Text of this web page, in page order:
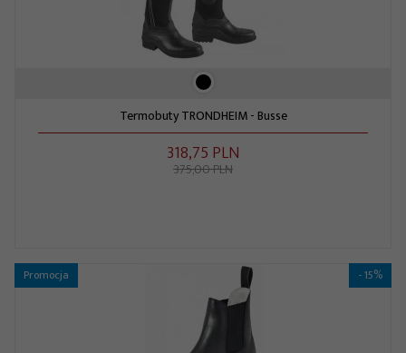
Termobuty TRONDHEIM - Busse
318,75 PLN
375,00 PLN
Promocja - 15%